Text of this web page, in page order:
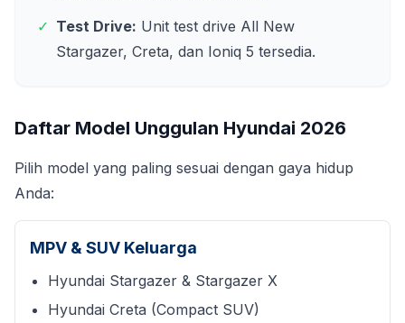
✓ Test Drive: Unit test drive All New
Stargazer, Creta, dan Ioniq 5 tersedia.
Daftar Model Unggulan Hyundai 2026
Pilih model yang paling sesuai dengan gaya hidup
Anda:
MPV & SUV Keluarga
Hyundai Stargazer & Stargazer X
Hyundai Creta (Compact SUV)